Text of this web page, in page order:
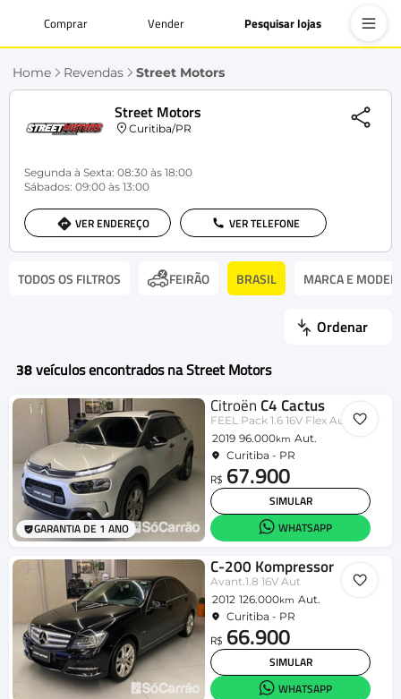
Comprar Vender Pesquisar lojas
Home Revendas Street Motors
Street Motors
Curitiba/PR
Segunda à Sexta: 08:30 às 18:00
Sábados: 09:00 às 13:00
VER ENDEREÇO VER TELEFONE
TODOS OS FILTROS FEIRÃO BRASIL MARCA E
Ordenar
38veículos encontrados na Street Motors
GARANTIA DE 1 ANO
Citroën C4 Cactus
FEEL Pack 1.6 16V Flex Aut.
2019 96.000km Aut.
Curitiba - PR
R$ 67.900
SIMULAR
WHATSAPP
C-200 Kompressor
Avant.1.8 16V Aut
2012 126.000km Aut.
Curitiba - PR
R$ 66.900
SIMULAR
WHATSAPP